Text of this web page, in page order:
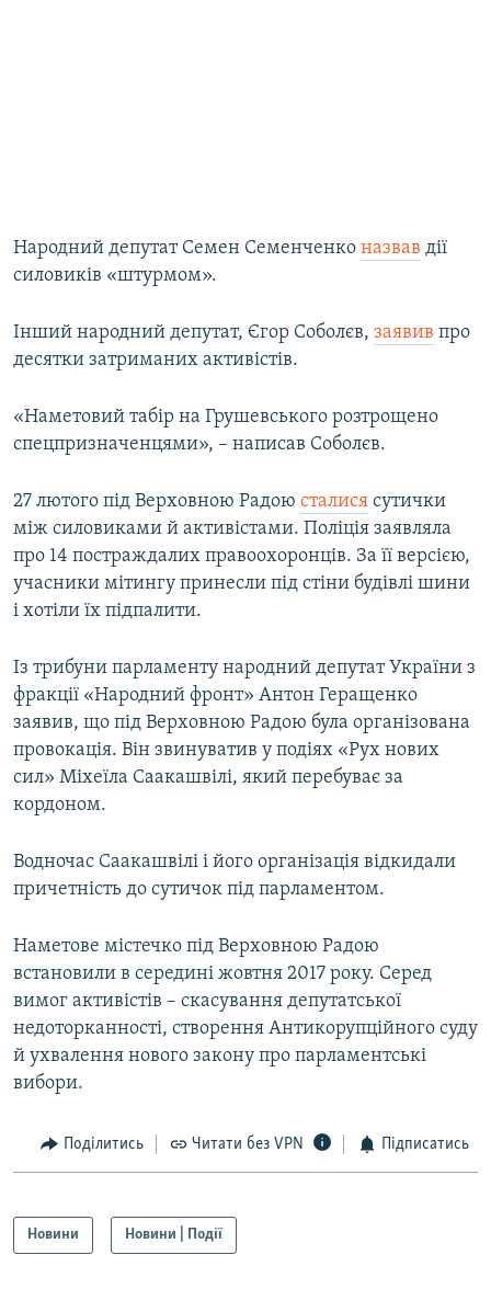
Народний депутат Семен Семенченко назвав дії
силовиків «штурмом».
Інший народний депутат, Єгор Соболєв, заявив про
десятки затриманих активістів.
«Наметовий табір на Грушевського розтрощено
спецпризначенцями», – написав Соболєв.
27 лютого під Верховною Радою сталися сутички
між силовиками й активістами. Поліція заявляла
про 14 постраждалих правоохоронців. За її версією,
учасники мітингу принесли під стіни будівлі шини
і хотіли їх підпалити.
Із трибуни парламенту народний депутат України з
фракції «Народний фронт» Антон Геращенко
заявив, що під Верховною Радою була організована
провокація. Він звинуватив у подіях «Рух нових
сил» Міхеїла Саакашвілі, який перебуває за
кордоном.
Водночас Саакашвілі і його організація відкидали
причетність до сутичок під парламентом.
Наметове містечко під Верховною Радою
встановили в середині жовтня 2017 року. Серед
вимог активістів – скасування депутатської
недоторканності, створення Антикорупційного суду
й ухвалення нового закону про парламентські
вибори.
Поділитись Читати без VPN Підписатись
Новини Новини | Події